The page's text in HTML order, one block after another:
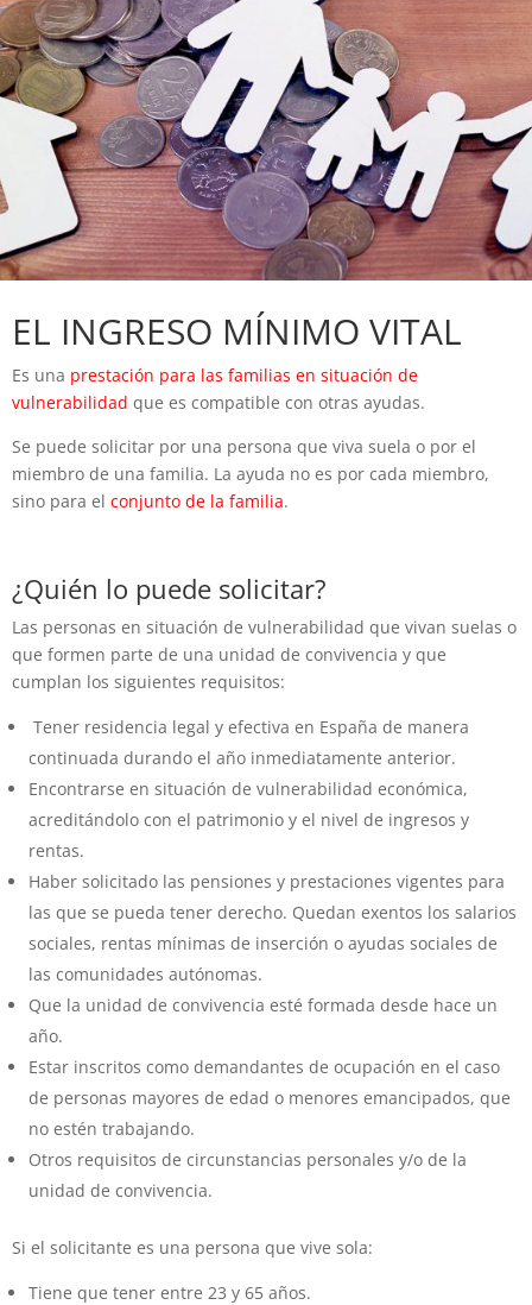
EL INGRESO MÍNIMO VITAL
Es una prestación para las familias en situación de
vulnerabilidad que es compatible con otras ayudas.
Se puede solicitar por una persona que viva suela o por el
miembro de una familia. La ayuda no es por cada miembro,
sino para el conjunto de la familia.
¿Quién lo puede solicitar?
Las personas en situación de vulnerabilidad que vivan suelas o
que formen parte de una unidad de convivencia y que
cumplan los siguientes requisitos:
Tener residencia legal y efectiva en España de manera
continuada durando el año inmediatamente anterior.
Encontrarse en situación de vulnerabilidad económica,
acreditándolo con el patrimonio y el nivel de ingresos y
rentas.
Haber solicitado las pensiones y prestaciones vigentes para
las que se pueda tener derecho. Quedan exentos los salarios
sociales, rentas mínimas de inserción o ayudas sociales de
las comunidades autónomas.
Que la unidad de convivencia esté formada desde hace un
año.
Estar inscritos como demandantes de ocupación en el caso
de personas mayores de edad o menores emancipados, que
no estén trabajando.
Otros requisitos de circunstancias personales y/o de la
unidad de convivencia.
Si el solicitante es una persona que vive sola:
Tiene que tener entre 23 y 65 años.